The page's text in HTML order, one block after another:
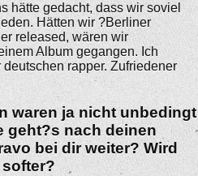
hätte gedacht, dass wir soviel
Hätten wir ?Berliner
released, wären wir
Album gegangen. Ich
rapper. Zufriedener
waren ja nicht unbedingt
geht?s nach deinen
bei dir weiter? Wird